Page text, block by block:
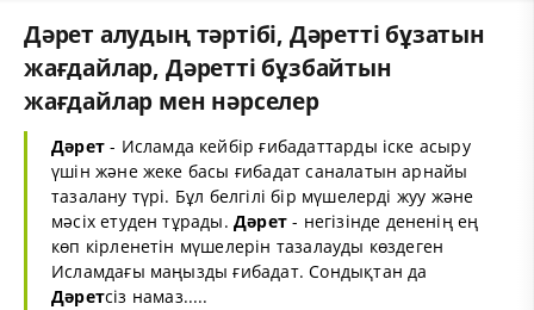
Дәрет алудың тәртібі, Дәретті бұзатын
жағдайлар, Дәретті бұзбайтын
жағдайлар мен нәрселер
Дәрет- Исламда кейбір ғибадаттарды іске асыру
үшін және жеке басы ғибадат саналатын арнайы
тазалану түрі. Бұл белгілі бір мүшелерді жуу және
мәсіх етуден тұрады.Дәрет - негізінде дененің ең
көп кірленетін мүшелерін тазалауды көздеген
Исламдағы маңызды ғибадат. Сондықтан да
Дәретсіз намаз.....